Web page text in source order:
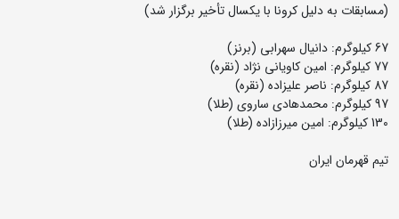
(مسابقات به دلیل کرونا با یکسال تأخیر برگزار شد)
67 کیلوگرم: دانیال سهرابی (برنز)
77 کیلوگرم: امین کاویانی نژاد (نقره)
87 کیلوگرم: ناصر علیزاده (نقره)
97 کیلوگرم: محمدهادی ساروی (طلا)
130 کیلوگرم: امین میرزازاده (طلا)
تیم قهرمان ایران